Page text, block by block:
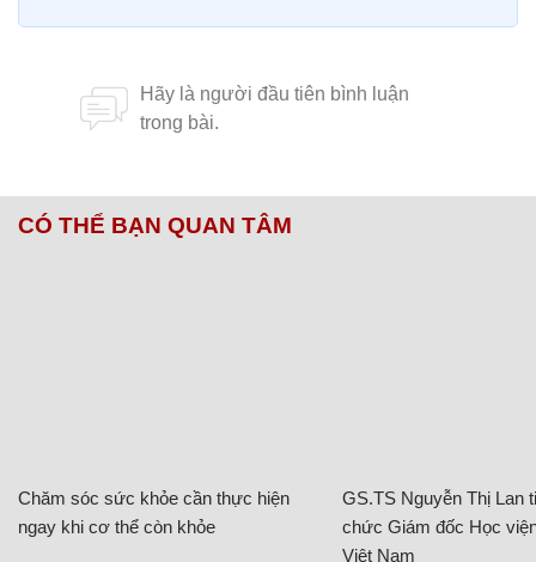
CÓ THỂ BẠN QUAN TÂM
Chăm sóc sức khỏe cần thực hiện
ngay khi cơ thể còn khỏe
GS.TS Nguyễn Thị Lan
chức Giám đốc Học
Việt Nam